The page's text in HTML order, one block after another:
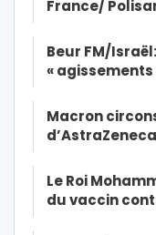
France/
Beur FM/
«
Macron
Le Roi
du vaccin